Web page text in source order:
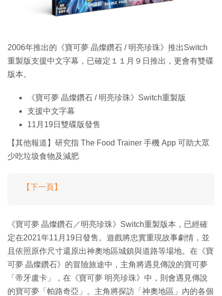
2006年推出的《寶可夢 晶燦鑽石 / 明亮珍珠》推出Switch
重製版支援中文字幕，已確定１１月９日推出，更會有雙碟
版本。
《寶可夢 晶燦鑽石 / 明亮珍珠》Switch重製版
支援中文字幕
11月19日雙碟版發售
【其他報道】研究指 The Food Trainer 手機 App 可助大眾
少吃垃圾食物及減肥
【下一頁】
《寶可夢 晶燦鑽石／明亮珍珠》Switch重製版本，已經確
定在2021年11月19日發售。遊戲將忠實重現故事劇情，並
且依照原作尺寸還原出神奧地區城鎮與道路等場地。在《寶
可夢 晶燦鑽石》的冒險旅途中，主角將遇見傳說的寶可夢
「帝牙盧卡」，在《寶可夢 明亮珍珠》中，則會遇見傳說
的寶可夢「帕路奇亞」。主角將探訪「神奧地區」內的各個